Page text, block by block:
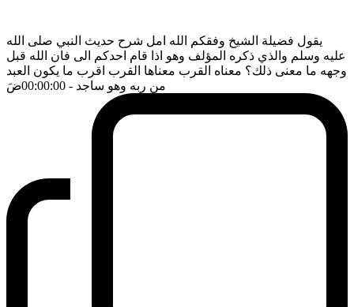
يقول فضيلة الشيخ وفقكم الله امل شرح حديث النبي صلى الله
عليه وسلم والذي ذكره المؤلف وهو اذا قام احدكم الى فان الله قبل
وجهه ما معنى ذلك؟ معناه القرب معناها القرب اقرب ما يكون العبد
من ربه وهو ساجد - 00:00:00 ضَ